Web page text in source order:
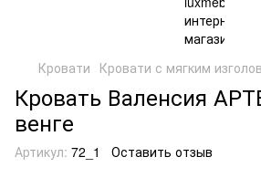
Кровати Кровати с мягким
Кровать Валенсия
венге
Артикул: 72_1 Оставить отзыв